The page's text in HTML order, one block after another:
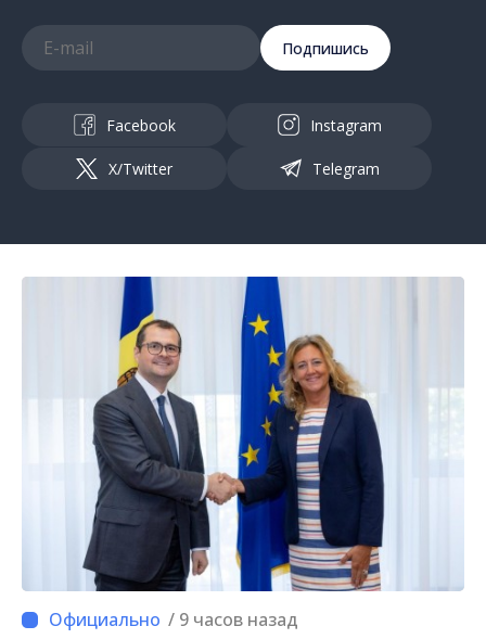
Подпишись
Facebook Instagram
X/Twitter Telegram
/ 9 часов назад